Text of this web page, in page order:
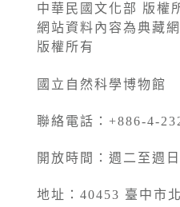
中華民國文化部 版權
網站資料內容為典藏
版權所有
國立自然科學博物館
聯絡電話：+886-4-
開放時間：週二至週
地址：40453 臺中市